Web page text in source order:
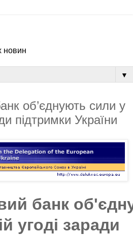
новин
▼
об’єднують сили у
підтримки України
банк
угоді заради